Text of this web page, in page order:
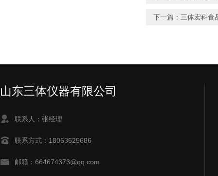
下一篇： 三体宏科食
山东三体仪器有限公司
联系人：张经理
联系方式：18053625686
邮箱：664674373@qq.com